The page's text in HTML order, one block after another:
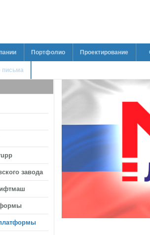
Портфолио Проектирование
письма
завода